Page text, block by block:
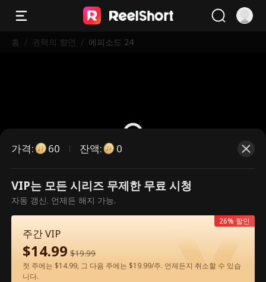
홈 / 권력의 향연 / 에피소드 24
유료 에피소드입니다. 시청하시려면
잠금을 해제해 주세요.
가격: 60 잔액: 0
VIP는 모든 시리즈 무제한 무료 시청
자동 갱신. 언제든 해지 가능.
주간 VIP
$14.99 $19.99
첫 주에는 $14.99, 그 다음 주에는 $19.99/주. 언제든지 취소할 수 있습
니다.
26% 할인